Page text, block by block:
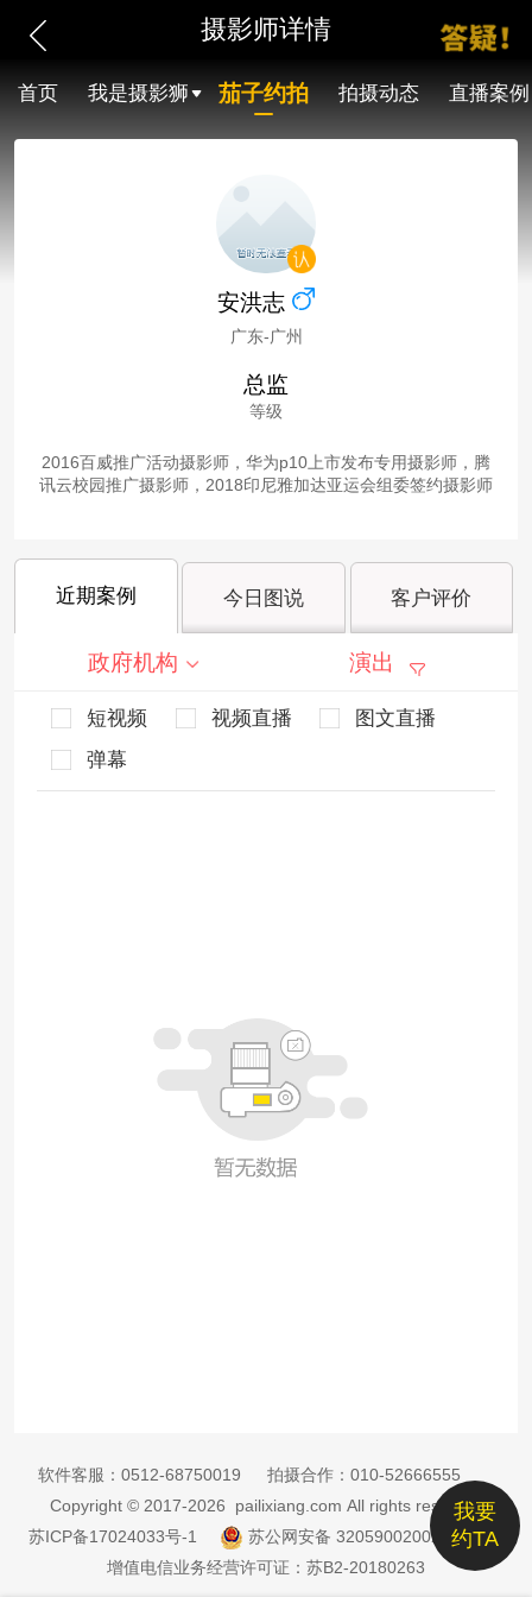
摄影师详情
首页 我是摄影狮 茄子约拍 拍摄动态 直播案例
安洪志
广东-广州
总监
等级
2016百威推广活动摄影师，华为p10上市发布专用摄影师，腾
讯云校园推广摄影师，2018印尼雅加达亚运会组委签约摄影师
近期案例 今日图说 客户评价
政府机构 演出
短视频 视频直播
图文直播
弹幕
我要
约TA
软件客服： 0512-68750019 拍摄合作： 010-52666555
Copyright © 2017-2026 pailixiang.com All rights reserved
苏ICP备17024033号-1
苏公网安备 32059002002885号
增值电信业务经营许可证：苏B2-20180263